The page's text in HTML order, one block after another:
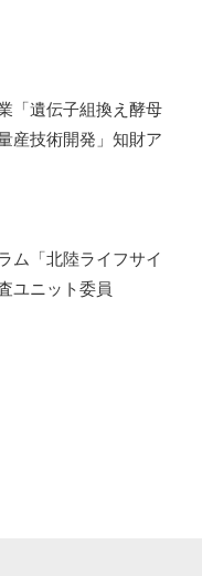
「遺伝子組換え酵母
産技術開発」知財ア
ム「北陸ライフサイ
ユニット委員